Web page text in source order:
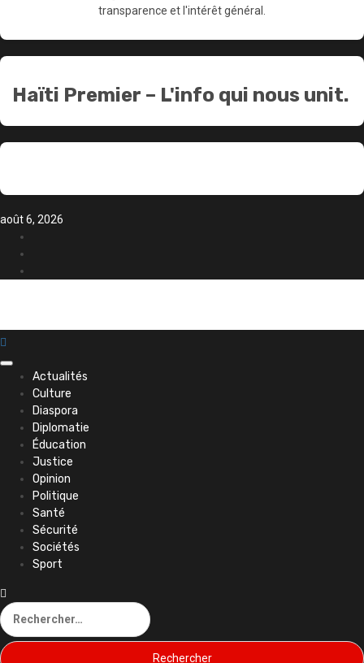
transparence et l'intérêt général.
Haïti Premier – L'info qui nous unit.
août 6, 2026
principal
Actualités
Culture
Diaspora
Diplomatie
Éducation
Justice
Opinion
Politique
Santé
Sécurité
Sociétés
Sport
Rechercher :